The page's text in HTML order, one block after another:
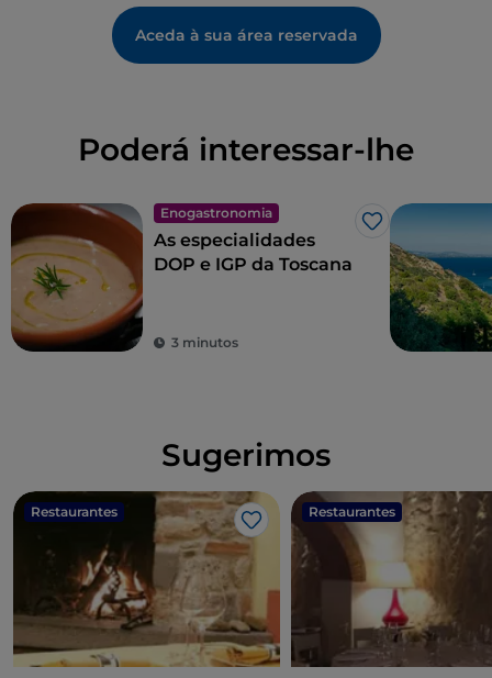
Aceda à sua área reservada
Poderá interessar-lhe
Enogastronomia
Gosto
As especialidades
DOP e IGP da Toscana
3 minutos
Sugerimos
Restaurantes
Gosto
Restaurantes